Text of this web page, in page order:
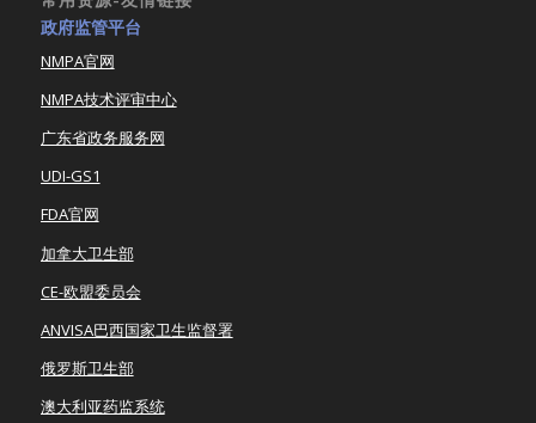
政府监管平台
NMPA官网
NMPA技术评审中心
广东省政务服务网
UDI-GS1
FDA官网
加拿大卫生部
CE-欧盟委员会
ANVISA巴西国家卫生监督署
俄罗斯卫生部
澳大利亚药监系统